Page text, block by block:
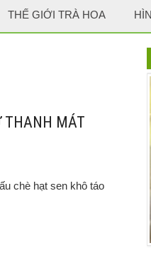
THẾ GIỚI TRÀ HOA
THANH MÁT
chè hạt sen khô táo